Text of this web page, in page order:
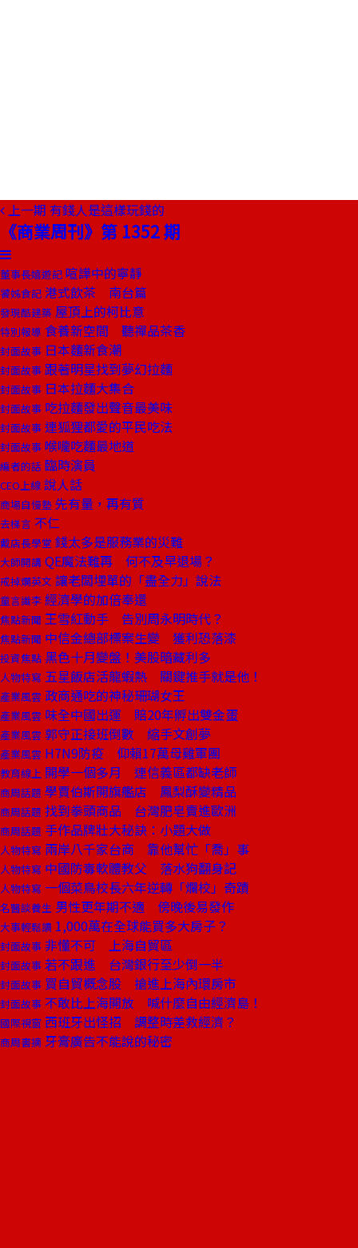
上一期 有錢人是這樣玩錢的
《商業周刊》第 1352 期
董事長嬉遊記 喧譁中的寧靜
饕姊食記 港式飲茶 南台篇
發現酷建築 屋頂上的柯比意
特別報導 食養新空間 聽禪品茶香
封面故事 日本麵新食潮
封面故事 跟著明星找到夢幻拉麵
封面故事 日本拉麵大集合
封面故事 吃拉麵發出聲音最美味
封面故事 連狐狸都愛的平民吃法
封面故事 喉嚨吃麵最地道
編者的話 臨時演員
CEO上線 說人話
商場自慢塾 先有量，再有質
去梯言 不仁
戴店長學堂 錢太多是服務業的災難
大師開講 QE魔法難再 何不及早退場？
戒掉爛英文 讓老闆埋單的「盡全力」說法
童言識李 經濟學的加倍奉還
焦點新聞 王雪紅動手 告別周永明時代？
焦點新聞 中信金總部標案生變 獲利恐落漆
投資焦點 黑色十月變盤！美股暗藏利多
人物特寫 五星飯店活龍蝦熱 關鍵推手就是他！
產業風雲 政商通吃的神秘珊瑚女王
產業風雲 味全中國出運 賠20年孵出雙金蛋
產業風雲 郭守正接班倒數 縮手文創夢
產業風雲 H7N9防疫 仰賴17萬母雞軍團
教育線上 開學一個多月 連信義區都缺老師
商周話題 學賈伯斯開旗艦店 鳳梨酥變精品
商周話題 找到拳頭商品 台灣肥皂賣進歐洲
商周話題 手作品牌壯大秘訣：小題大做
人物特寫 兩岸八千家台商 靠他幫忙「喬」事
人物特寫 中國防毒軟體教父 落水狗翻身記
人物特寫 一個菜鳥校長六年逆轉「爛校」奇蹟
名醫談養生 男性更年期不適 傍晚後易發作
大事輕鬆讀 1,000萬在全球能買多大房子？
封面故事 非懂不可 上海自貿區
封面故事 若不跟進 台灣銀行至少倒一半
封面故事 買自貿概念股 搶進上海內環房市
封面故事 不敢比上海開放 喊什麼自由經濟島！
國際視窗 西班牙出怪招 調整時差救經濟？
商周書摘 牙膏廣告不能說的秘密